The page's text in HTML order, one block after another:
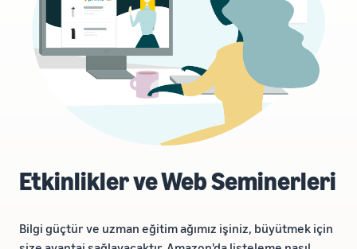
Etkinlikler ve Web Seminerleri
Bilgi güçtür ve uzman eğitim ağımız işiniz, büyütmek için